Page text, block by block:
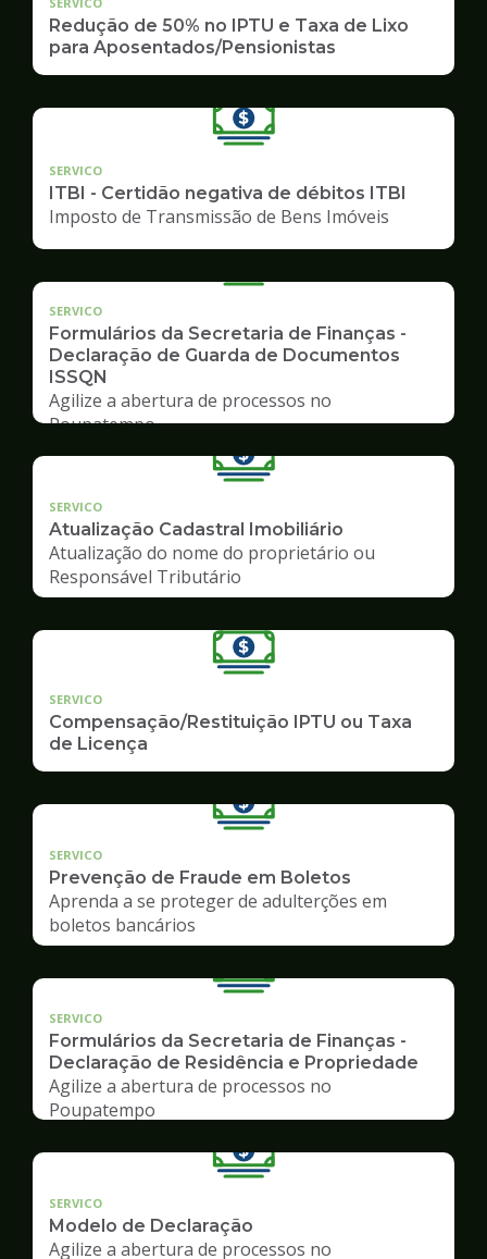
Redução de 50% no IPTU e Taxa de Lixo
para Aposentados/Pensionistas
SERVICO
ITBI - Certidão negativa de débitos ITBI
Imposto de Transmissão de Bens Imóveis
SERVICO
Formulários da Secretaria de Finanças -
Declaração de Guarda de Documentos
ISSQN
Agilize a abertura de processos no
Poupatempo
SERVICO
Atualização Cadastral Imobiliário
Atualização do nome do proprietário ou
Responsável Tributário
SERVICO
Compensação/Restituição IPTU ou Taxa
de Licença
SERVICO
Prevenção de Fraude em Boletos
Aprenda a se proteger de adulterções em
boletos bancários
SERVICO
Formulários da Secretaria de Finanças -
Declaração de Residência e Propriedade
Agilize a abertura de processos no
Poupatempo
SERVICO
Modelo de Declaração
Agilize a abertura de processos no